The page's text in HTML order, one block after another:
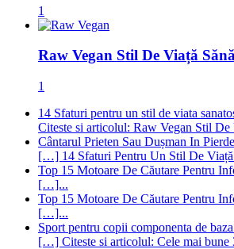
1
Raw Vegan Stil De Viață
1
14 Sfaturi pentru un stil de viata
Citeste si articolul: Raw Vegan Stil
Cântarul Prieten Sau Dușman In
[…] 14 Sfaturi Pentru Un Stil De
Top 15 Motoare De Căutare Pentru
[…]...
Top 15 Motoare De Căutare Pentru
[…]...
Sport pentru copii componenta de
[…] Citeste si articolul: Cele mai